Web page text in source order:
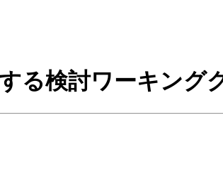
る検討ワーキング